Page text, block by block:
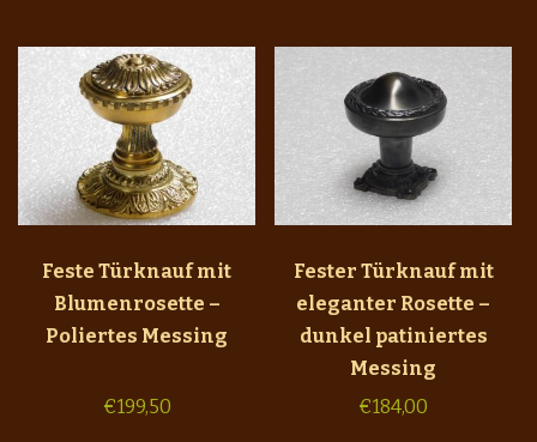
Feste Türknauf mit
Blumenrosette –
Poliertes Messing
€199,50
Fester Türknauf mit
eleganter Rosette –
dunkel patiniertes
Messing
€184,00